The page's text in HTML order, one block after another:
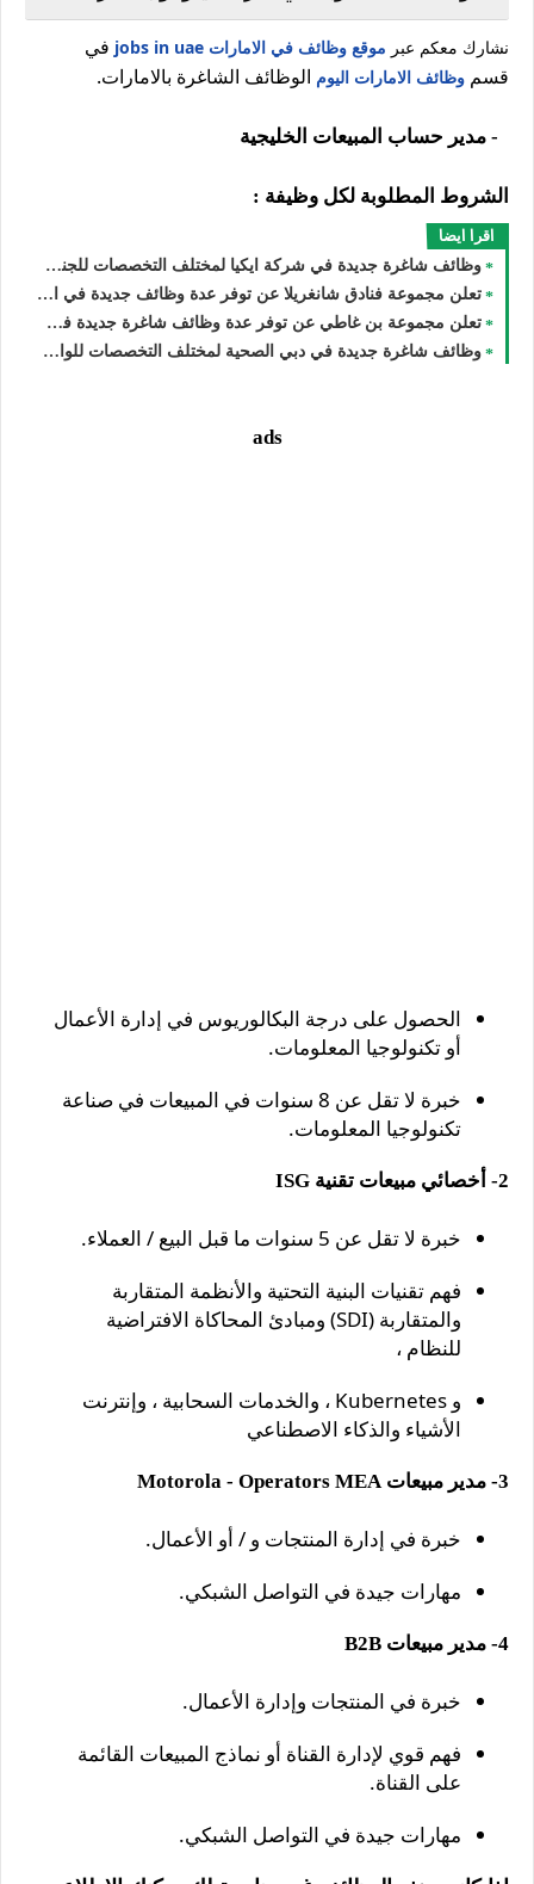
نشارك معكم عبر موقع وظائف في الامارات jobs in uae
في
قسم وظائف الامارات اليوم الوظائف الشاغرة بالامارات.
الشروط المطلوبة لكل وظيفة :
اقرا ايضا
وظائف شاغرة جديدة في شركة ايكيا لمختلف التخصصات للجنسيين في الامارات
تعلن مجموعة فنادق شانغريلا عن توفر عدة وظائف جديدة في الامارات لجميع الجنسيات
تعلن مجموعة بن غاطي عن توفر عدة وظائف شاغرة جديدة في مختلف التخصصات برواتب تبدا 3000 درهم في الامارات
وظائف شاغرة جديدة في دبي الصحية لمختلف التخصصات للوافدين والمقيمين والأجانب في الامارات
ads
الحصول على درجة البكالوريوس في إدارة الأعمال
أو تكنولوجيا المعلومات.
خبرة لا تقل عن 8 سنوات في المبيعات في صناعة
تكنولوجيا المعلومات.
2- أخصائي مبيعات تقنية ISG
خبرة لا تقل عن 5 سنوات ما قبل البيع / العملاء.
فهم تقنيات البنية التحتية والأنظمة المتقاربة
والمتقاربة (SDI) ومبادئ المحاكاة الافتراضية
للنظام ،
و Kubernetes ، والخدمات السحابية ، وإنترنت
الأشياء والذكاء الاصطناعي
3- مدير مبيعات Motorola - Operators MEA
خبرة في إدارة المنتجات و / أو الأعمال.
مهارات جيدة في التواصل الشبكي.
4- مدير مبيعات B2B
خبرة في المنتجات وإدارة الأعمال.
فهم قوي لإدارة القناة أو نماذج المبيعات القائمة
على القناة.
مهارات جيدة في التواصل الشبكي.